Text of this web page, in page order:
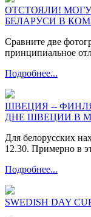
ОТСТОЯЛИ!
БЕЛАРУСИ В
Сравните две
принципиальное
Подробнее...
ШВЕЦИЯ --
ДНЕ ШВЕЦИИ В
Для белорусских
12.30. Примерно в
Подробнее...
SWEDISH DAY